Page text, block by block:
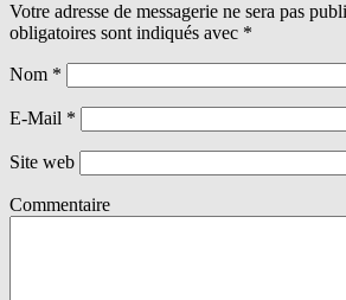
Votre adresse de messagerie ne sera pas
obligatoires sont indiqués avec *
Nom *
E-Mail *
Site web
Commentaire